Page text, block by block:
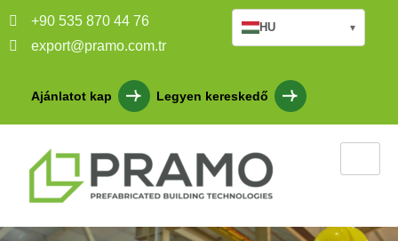
+90 535 870 44 76
export@pramo.com.tr
Ajánlatot kap Legyen kereskedő
HU ▾